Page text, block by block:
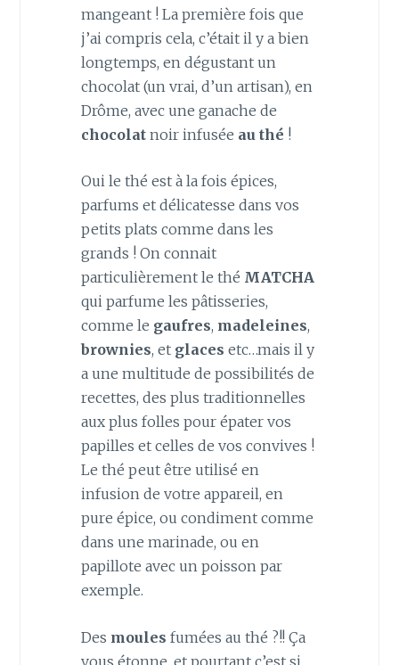
mangeant ! La première fois que
j’ai compris cela, c’était il y a bien
longtemps, en dégustant un
chocolat (un vrai, d’un artisan), en
Drôme, avec une ganache de
chocolatnoir infusée au thé !
Oui le thé est à la fois épices,
parfums et délicatesse dans vos
petits plats comme dans les
grands ! On connait
particulièrement le thé MATCHA
qui parfume les pâtisseries,
comme le gaufres, madeleines,
brownies, et glaces etc…mais il y
a une multitude de possibilités de
recettes, des plus traditionnelles
aux plus folles pour épater vos
papilles et celles de vos convives !
Le thé peut être utilisé en
infusion de votre appareil, en
pure épice, ou condiment comme
dans une marinade, ou en
papillote avec un poisson par
exemple.
Des moules fumées au thé ?!! Ça
vous étonne, et pourtant c’est si